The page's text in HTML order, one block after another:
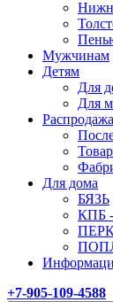
Мужчинам
Детям
Для
Для
Распродажа
Для дома
БЯЗЬ
КПБ -
+7-905-109-4588